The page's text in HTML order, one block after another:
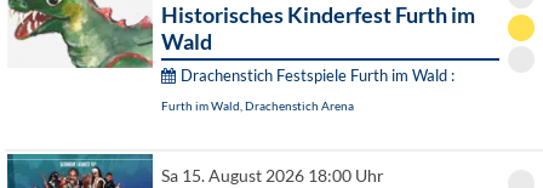
Historisches Kinderfest Furth im
Wald
Drachenstich Festspiele Furth im Wald :
Furth im Wald, Drachenstich Arena
Sa 15. August 2026 18:00 Uhr